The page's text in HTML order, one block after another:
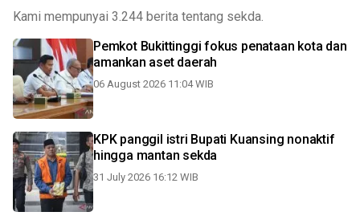
Kami mempunyai 3.244 berita tentang sekda.
Pemkot Bukittinggi fokus penataan kota dan
amankan aset daerah
06 August 2026 11:04 WIB
KPK panggil istri Bupati Kuansing nonaktif
hingga mantan sekda
31 July 2026 16:12 WIB